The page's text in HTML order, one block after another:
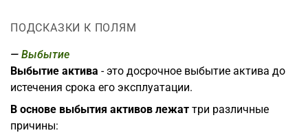
ПОДСКАЗКИ К ПОЛЯМ
Выбытие
Выбытие актива - это досрочное выбытие актива до
истечения срока его эксплуатации.
В основе выбытия активов лежат три различные
причины: